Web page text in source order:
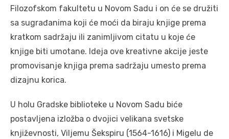
Filozofskom fakultetu u Novom Sadu i on će se družiti
sa sugrađanima koji će moći da biraju knjige prema
kratkom sadržaju ili zanimljivom citatu u koje će
knjige biti umotane. Ideja ove kreativne akcije jeste
promovisanje knjiga prema sadržaju umesto prema
dizajnu korica.
U holu Gradske biblioteke u Novom Sadu biće
postavljena izložba o dvojici velikana svetske
književnosti, Viljemu Šekspiru (1564-1616) i Migelu de